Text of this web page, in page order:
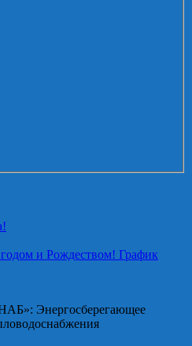
и Рождеством! График
Энергосберегающее